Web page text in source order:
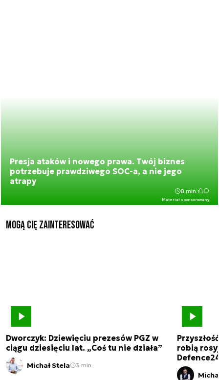
Presja ataków i nowego prawa. Twój biznes
potrzebuje prawdziwego SOC-a, a nie jego
atrapy
Materiał sponsorowany
8 min.
Mogą Cię zainteresować
Dworczyk: Dziewięciu prezesów PGZ w
ciągu dziesięciu lat. „Coś tu nie działa”
Michał Stela 3 min.
robią